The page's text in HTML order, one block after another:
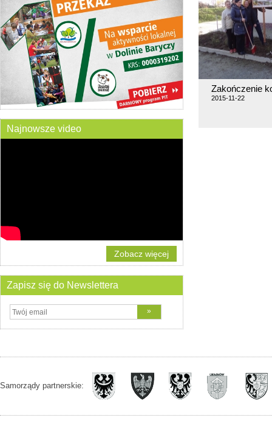
Najnowsze video
Zobacz więcej
Zapisz się do Newslettera
Zakończenie
2015-11-22
Samorządy partnerskie: